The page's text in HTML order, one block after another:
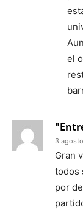
el
3
Gran
todos
por